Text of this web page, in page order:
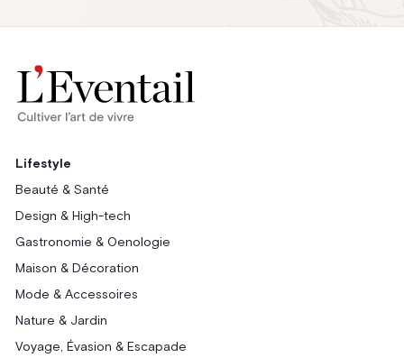
Lifestyle
Beauté & Santé
Design & High-tech
Gastronomie & Oenologie
Maison & Décoration
Mode & Accessoires
Nature & Jardin
Voyage, Évasion & Escapade